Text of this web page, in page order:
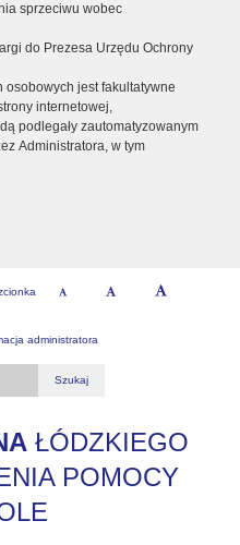
sprzeciwu wobec
do Prezesa Urzędu Ochrony
jest fakultatywne
internetowej,
podlegały zautomatyzowanym
Administratora, w tym
administratora
ŁÓDZKIEGO
POMOCY